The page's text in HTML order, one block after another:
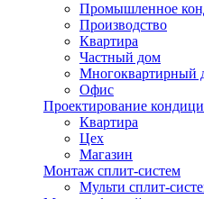
Промышленное
Производство
Квартира
Частный дом
Многоквартирный
Офис
Проектирование
Квартира
Цех
Магазин
Монтаж сплит-систем
Мульти сплит-